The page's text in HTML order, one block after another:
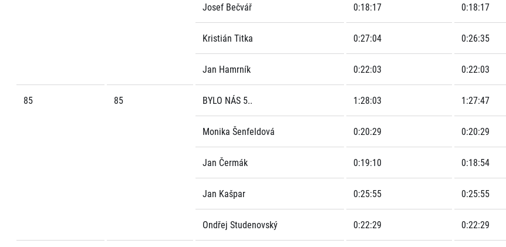
Josef Bečvář 0:18:17 0:18:17
Kristián Titka 0:27:04 0:26:35
Jan Hamrník 0:22:03 0:22:03
85 85 BYLO NÁS 5.. 1:28:03 1:27:47
Monika Šenfeldová 0:20:29 0:20:29
Jan Čermák 0:19:10 0:18:54
Jan Kašpar 0:25:55 0:25:55
Ondřej Studenovský 0:22:29 0:22:29